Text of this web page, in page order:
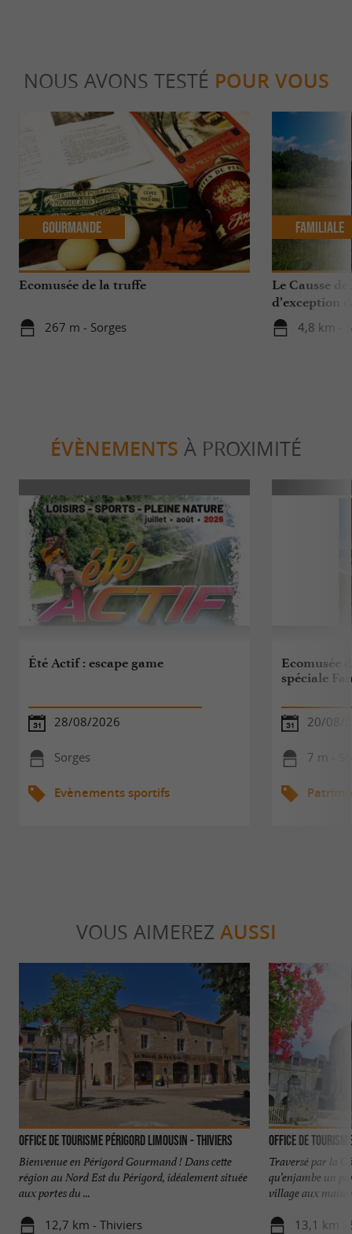
NOUS AVONS TESTÉ POUR VOUS
Ecomusée de la truffe
267 m - Sorges
Gourmande
Le Causse
d’exception
4,8 km -
Familiale
ÉVÈNEMENTS À PROXIMITÉ
Été Actif : escape game
28/08/2026
Sorges
Evènements sportifs
Ecomusée
spéciale
20/08/
7 m -
VOUS AIMEREZ AUSSI
Office de Tourisme Périgord Limousin - Thiviers
Bienvenue en Périgord Gourmand ! Dans cette
région au Nord Est du Périgord, idéalement située
aux portes du ...
12,7 km - Thiviers
Traversé par la
qu’enjambe un
village aux
13,1 km -